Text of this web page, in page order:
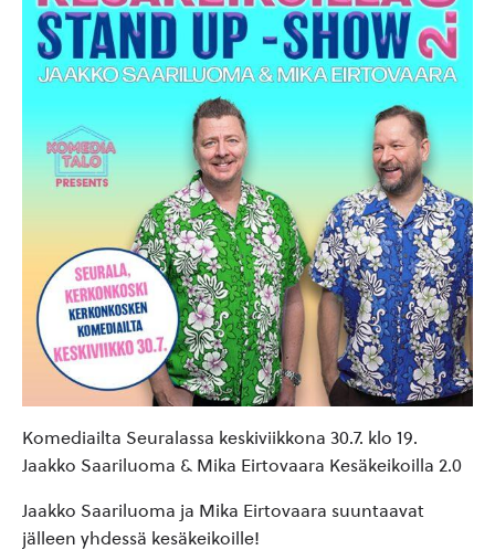
Komediailta Seuralassa keskiviikkona 30.7. klo 19.
Jaakko Saariluoma & Mika Eirtovaara Kesäkeikoilla 2.0
Jaakko Saariluoma ja Mika Eirtovaara suuntaavat
jälleen yhdessä kesäkeikoille!